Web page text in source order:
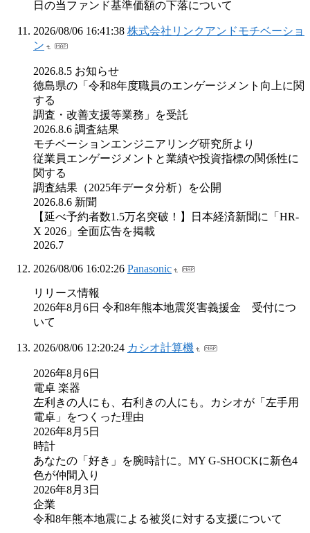
日の当ファンド基準価額の下落について
2026/08/06 16:41:38 株式会社リンクアンドモチベーショ
ン
2026.8.5 お知らせ
徳島県の「令和8年度職員のエンゲージメント向上に関
する
調査・改善支援等業務」を受託
2026.8.6 調査結果
モチベーションエンジニアリング研究所より
従業員エンゲージメントと業績や投資指標の関係性に
関する
調査結果（2025年データ分析）を公開
2026.8.6 新聞
【延べ予約者数1.5万名突破！】日本経済新聞に「HR-
X 2026」全面広告を掲載
2026.7
2026/08/06 16:02:26 Panasonic
リリース情報
2026年8月6日 令和8年熊本地震災害義援金 受付につ
いて​
2026/08/06 12:20:24 カシオ計算機
2026年8月6日
電卓 楽器
左利きの人にも、右利きの人にも。カシオが「左手用
電卓」をつくった理由
2026年8月5日
時計
あなたの「好き」を腕時計に。MY G-SHOCKに新色4
色が仲間入り
2026年8月3日
企業
令和8年熊本地震による被災に対する支援について